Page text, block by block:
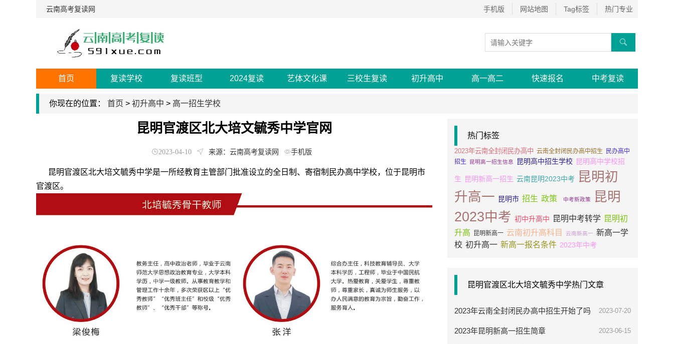
云南高考复读网 手机版 网站地图 Tag标签 热门专业

首页 复读学校 复读班型 2024复读 艺体文化课 三校生复读 初升高中 高一高二 快速报名 中考复读
你现在的位置： 首页 > 初升高中 > 高一招生学校
昆明官渡区北大培文毓秀中学官网
2023-04-10 来源：云南高考复读网 手机版
昆明官渡区北大培文毓秀中学是一所经教育主管部门批准设立的全日制、寄宿制民办高中学校，位于昆明市
官渡区。
热门标签
2023年云南全封闭民办高中 云南全封闭民办高中招生
民办高中
招生
昆明高一招生信息 昆明高中招生学校 昆明高中学校招
生 昆明新高一招生 云南昆明2023中考 昆明初
升高一 昆明市 招生 政策 中考新政策
昆明
2023中考 初中升高中 昆明中考转学 昆明初
升高 昆明新高一 云南初升高科目 云南新高一 新高一学
校 初升高一 新高一报名条件 2023年中考
昆明官渡区北大培文毓秀中学热门文章
2023年云南全封闭民办高中招生开始了吗 2023-07-20
2023年昆明新高一招生简章 2023-06-15